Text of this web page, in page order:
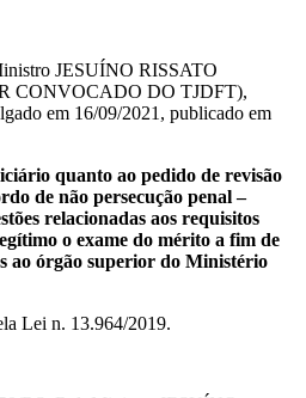
JESUÍNO RISSATO
CONVOCADO DO TJDFT),
em 16/09/2021, publicado em
quanto ao pedido de revisão
de não persecução penal –
relacionadas aos requisitos
o exame do mérito a fim de
ao órgão superior do Ministério
Lei n. 13.964/2019.